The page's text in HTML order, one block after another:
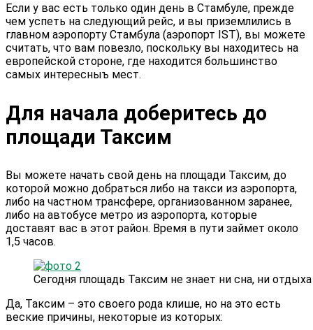
Если у вас есть только один день в Стамбуле, прежде
чем успеть на следующий рейс, и вы приземлились в
главном аэропорту Стамбула (аэропорт IST), вы можете
считать, что вам повезло, поскольку вы находитесь на
европейской стороне, где находится большинство
самых интересныъ мест.
Для начала доберитесь до
площади Таксим
Вы можете начать свой день на площади Таксим, до
которой можно добраться либо на такси из аэропорта,
либо на частном трансфере, организованном заранее,
либо на автобусе метро из аэропорта, которые
доставят вас в этот район. Время в пути займет около
1,5 часов.
Сегодня площадь Таксим не знает ни сна, ни отдыха
Да, Таксим – это своего рода клише, но на это есть
веские причины, некоторые из которых: